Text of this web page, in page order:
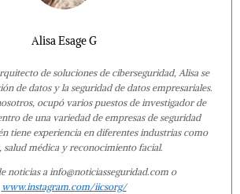
Alisa Esage G
de soluciones de ciberseguridad, Alisa se
de datos y la seguridad de datos empresariales.
ocupó varios puestos de investigador de
de una variedad de empresas de seguridad
tiene experiencia en diferentes industrias como
salud médica y reconocimiento facial.
noticias a info@noticiasseguridad.com o
www.instagram.com/iicsorg/